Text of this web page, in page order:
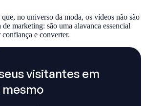
no universo da moda, os vídeos não são
de marketing: são uma alavanca essencial
e converter.
visitantes em